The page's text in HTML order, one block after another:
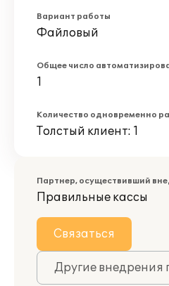
Вариант работы
Файловый
Общее число
1
Количество одновременно
Толстый клиент: 1
Партнер, осуществивший
Правильные кассы
Связаться
Другие внедрения